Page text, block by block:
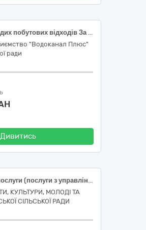
Перевезення твердих побутових відходів За кодом ДК 021:2015 – 90512000-9 Послуги з перевезення сміття
"Водоканал Плюс"
ради
Дивитись
Інші комунальні послуги (послуги з управління побутовими відходами)
КУЛЬТУРИ, МОЛОДІ ТА
СІЛЬСЬКОЇ РАДИ